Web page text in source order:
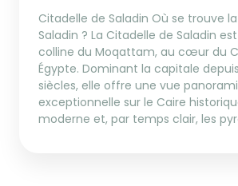
Citadelle de Saladin Où se trouve
Saladin ? La Citadelle de Saladin
colline du Moqattam, au cœur du
Égypte. Dominant la capitale
siècles, elle offre une vue
exceptionnelle sur le Caire
moderne et, par temps clair, les